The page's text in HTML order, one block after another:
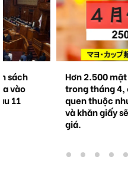
Hơn 2.500 mặt hàng tăng
trong tháng 4, các sản
quen thuộc như sốt
và khăn giấy sẽ đồng loạt